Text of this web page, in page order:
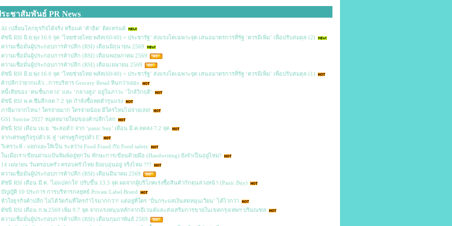
ะชาสัมพันธ์ PR News
AI เปลี่ยนโลกธุรกิจได้จริง หรือแค่ ‘คำฮิต’ ติดเทรนด์
ดัชนี RSI มิ.ย.พุ่ง 16.0 จุด ‘ไทยช่วยไทย พลัส(60/40) + ประชารัฐ’ ส่งแรงโตเฉพาะจุด เสนอมาตรการที่รัฐ ‘ควรมีเพิ่ม’ เพื่อปรับสมดุล (2)
ความเชื่อมั่นผู้ประกอบการค้าปลีก (RSI) เดือนมิถุนายน 2569
ความเชื่อมั่นผู้ประกอบการค้าปลีก (RSI) เดือนพฤษภาคม 2569
ความเชื่อมั่นผู้ประกอบการค้าปลีก (RSI) เดือนเมษายน 2569
ดัชนี RSI มิ.ย.พุ่ง 16.0 จุด ‘ไทยช่วยไทย พลัส(60/40) + ประชารัฐ’ ส่งแรงโตเฉพาะจุด เสนอมาตรการที่รัฐ ‘ควรมีเพิ่ม’ เพื่อปรับสมดุล (1)
ค้าปลีกว่ายากแล้ว...การบริหาร Grocery Retail หินกว่าเยอะ
หนี้เสียของ ‘คนชั้นกลาง’ และ ‘กลางสูง’ อยู่ในภาวะ ‘ใกล้วิกฤติ’
ดัชนี RSI พ.ค.ซึมลึกลด 7.2 จุด กำลังซื้อหดตัวรุนแรง
ภาษีมาจากไหน? ใครจ่ายมาก ใครจ่ายน้อย มีใครไหมไม่จ่ายเลย!
GS1 Sunrise 2027 หมุดหมายใหม่ของค้าปลีกโลก
ดัชนี RSI เดือน เม.ย. 'ชะลอตัว' จาก ‘panic buy’ เดือน มี.ค.ลดลง 7.2 จุด
จากเศรษฐกิจรูปตัว K สู่ ‘เศรษฐกิจรูปตัว E’
วิเคราะห์ - แยกแยะให้เป็น ระหว่าง Food Fraud กับ Food safety
ในเมื่อเราเขียนผ่านแป้นพิมพ์อยู่ทุกวัน ทักษะการเขียนด้วยมือ (Handwriting) ยังจำเป็นอยู่ไหม?
14 เมษายน วันครอบครัว ครอบครัวไทย ยังอบอุ่นอยู่ จริงไหม ???
ความเชื่อมั่นผู้ประกอบการค้าปลีก (RSI) เดือนมีนาคม 2569
ดัชนี RSI เดือน มี.ค. 'ไม่แปลกใจ' ปรับขึ้น 13.5 จุด ผลจากผู้บริโภคเร่งซื้อสินค้ากักตุนล่วงหน้า (Panic Buy)
บัญญัติ 10 ประการ การบริหารกลยุทธ์ Private Label Brand
หัวใจธุรกิจค้าปลีก ไม่ได้วัดกันที่ใครกำไรมากกว่า! แต่อยู่ที่ใคร ‘ปั่นกระแสเงินสดหมุนเวียน’ ได้ไวกว่า
ดัชนี RSI เดือน ก.พ.2569 เพิ่ม 9.7 จุด จากแรงหนุนหลักจากอีเวนต์และส่งเสริมการขายในเขตกรุงเทพฯ ปริมณฑล
ความเชื่อมั่นผู้ประกอบการค้าปลีก (RSI) เดือนกุมภาพันธ์ 2569